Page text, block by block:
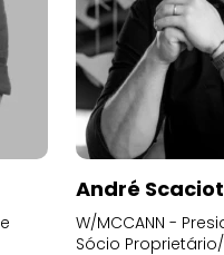
André
W/MCCANN -
Sócio